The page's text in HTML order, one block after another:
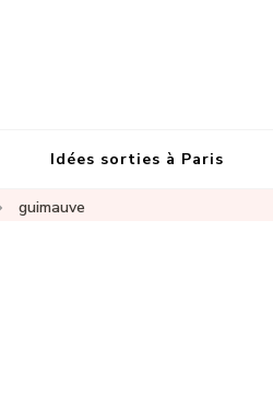
Idées sorties à Paris
guimauve